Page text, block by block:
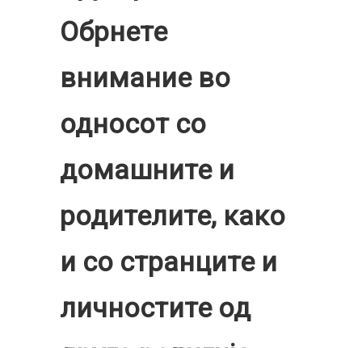
Обрнете
внимание во
односот со
домашните и
родителите, како
и со странците и
личностите од